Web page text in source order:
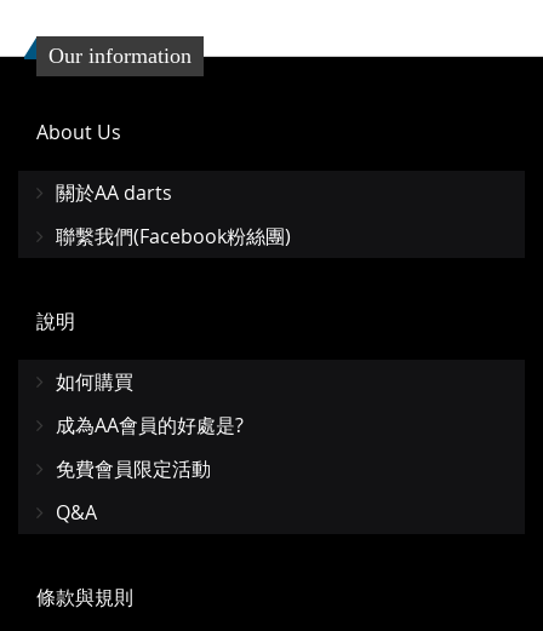
Our information
About Us
關於AA darts
聯繫我們(Facebook粉絲團)
說明
如何購買
成為AA會員的好處是?
免費會員限定活動
Q&A
條款與規則